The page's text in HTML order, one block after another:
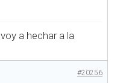
a hechar a la
#20256